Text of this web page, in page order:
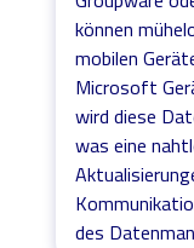
können
mobilen
Microsoft
wird diese
was eine
des